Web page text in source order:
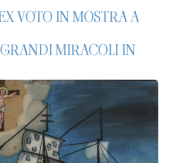
VOTO IN MOSTRA A
MIRACOLI IN